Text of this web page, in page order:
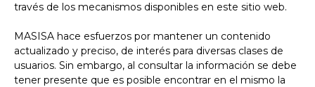
través de los mecanismos disponibles en este sitio web.
MASISA hace esfuerzos por mantener un contenido
actualizado y preciso, de interés para diversas clases de
usuarios. Sin embargo, al consultar la información se debe
tener presente que es posible encontrar en el mismo la